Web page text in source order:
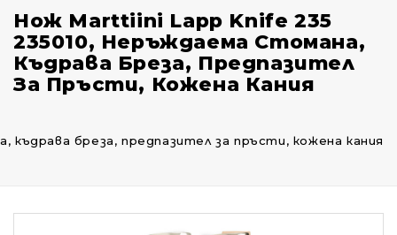
Нож Marttiini Lapp Knife 235
235010, Неръждаема Стомана,
Къдрава Бреза, Предпазител
За Пръсти, Кожена Кания
бреза, предпазител за пръсти, кожена кания